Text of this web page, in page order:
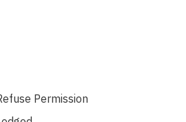
Permission